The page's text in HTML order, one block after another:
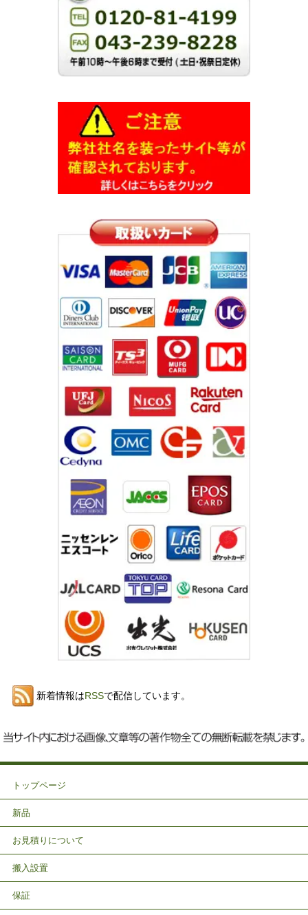
新着情報はRSSで配信しています。
トップページ
新品
お見積りについて
搬入設置
保証